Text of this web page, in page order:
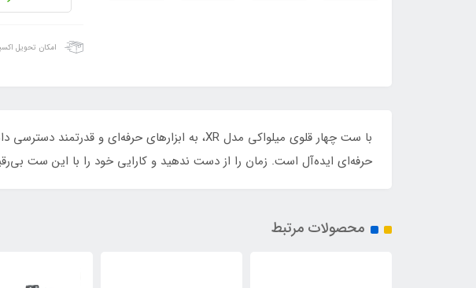
امکان تحویل
حرفه‌ای ایده‌آل است. زمان را از دست ندهید و کارایی خود را با این ست
محصولات مرتبط